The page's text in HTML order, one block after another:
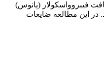
بافت فیبروواسکولار (پانوس)
این مطالعه ضایعات